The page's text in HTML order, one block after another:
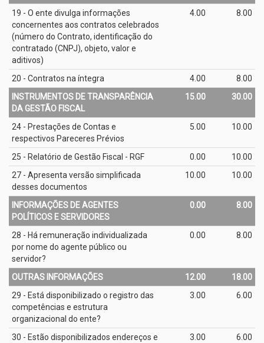
19 - O ente divulga informações
concernentes aos contratos celebrados
(número do Contrato, identificação do
contratado (CNPJ), objeto, valor e
aditivos)
4.00 8.00
20 - Contratos na íntegra 4.00
8.00
INSTRUMENTOS DE TRANSPARÊNCIA
DA GESTÃO FISCAL
15.00 30.00
24 - Prestações de Contas e
respectivos Pareceres Prévios
5.00 10.00
25 - Relatório de Gestão Fiscal - RGF 0.00
10.00
27 - Apresenta versão simplificada
desses documentos
10.00 10.00
INFORMAÇÕES DE AGENTES
POLÍTICOS E SERVIDORES
0.00 8.00
28 - Há remuneração individualizada
por nome do agente público ou
servidor?
0.00 8.00
OUTRAS INFORMAÇÕES 12.00
18.00
29 - Está disponibilizado o registro das
competências e estrutura
organizacional do ente?
3.00 6.00
30 - Estão disponibilizados endereços e
3.00 6.00